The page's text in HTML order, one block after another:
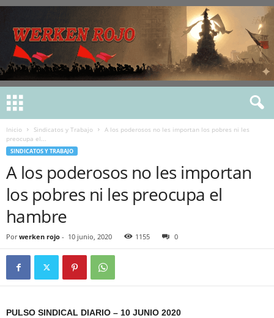
Inicio Sindicatos y Trabajo
A los poderosos no les importan los pobres ni les
preocupa el...
SINDICATOS Y TRABAJO
A los poderosos no les importan
los pobres ni les preocupa el
hambre
Por werken rojo - 10 junio, 2020 1155 0
PULSO SINDICAL DIARIO – 10 JUNIO 2020